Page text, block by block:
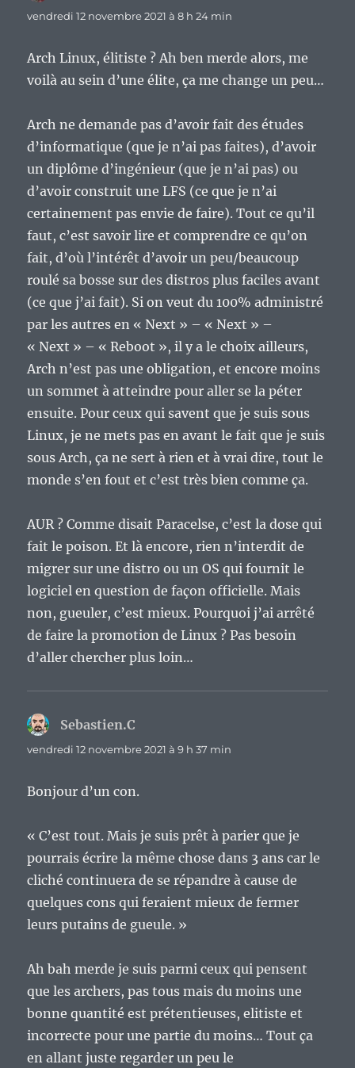
vendredi 12 novembre 2021 à 8 h 24 min
Arch Linux, élitiste ? Ah ben merde alors, me
voilà au sein d’une élite, ça me change un peu…
Arch ne demande pas d’avoir fait des études
d’informatique (que je n’ai pas faites), d’avoir
un diplôme d’ingénieur (que je n’ai pas) ou
d’avoir construit une LFS (ce que je n’ai
certainement pas envie de faire). Tout ce qu’il
faut, c’est savoir lire et comprendre ce qu’on
fait, d’où l’intérêt d’avoir un peu/beaucoup
roulé sa bosse sur des distros plus faciles avant
(ce que j’ai fait). Si on veut du 100% administré
par les autres en « Next » – « Next » –
« Next » – « Reboot », il y a le choix ailleurs,
Arch n’est pas une obligation, et encore moins
un sommet à atteindre pour aller se la péter
ensuite. Pour ceux qui savent que je suis sous
Linux, je ne mets pas en avant le fait que je suis
sous Arch, ça ne sert à rien et à vrai dire, tout le
monde s’en fout et c’est très bien comme ça.
AUR ? Comme disait Paracelse, c’est la dose qui
fait le poison. Et là encore, rien n’interdit de
migrer sur une distro ou un OS qui fournit le
logiciel en question de façon officielle. Mais
non, gueuler, c’est mieux. Pourquoi j’ai arrêté
de faire la promotion de Linux ? Pas besoin
d’aller chercher plus loin…
Sebastien.C
vendredi 12 novembre 2021 à 9 h 37 min
Bonjour d’un con.
« C’est tout. Mais je suis prêt à parier que je
pourrais écrire la même chose dans 3 ans car le
cliché continuera de se répandre à cause de
quelques cons qui feraient mieux de fermer
leurs putains de gueule. »
Ah bah merde je suis parmi ceux qui pensent
que les archers, pas tous mais du moins une
bonne quantité est prétentieuses, elitiste et
incorrecte pour une partie du moins… Tout ça
en allant juste regarder un peu le